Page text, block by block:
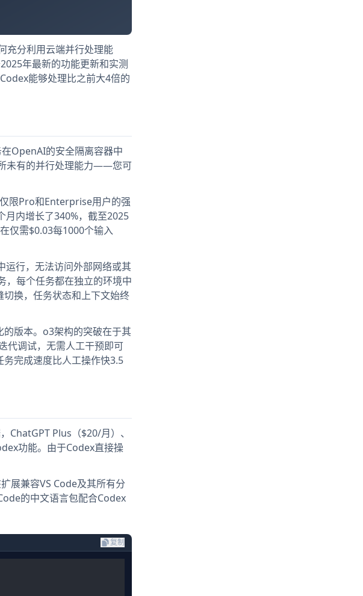
充分利用云端并行处理能
年最新的功能更新和实测
能够处理比之前大4倍的
OpenAI的安全隔离容器中
未有的并行处理能力——您可
限Pro和Enterprise用户的强
月内增长了340%，截至2025
仅需$0.03每1000个输入
运行，无法访问外部网络或其
，每个任务都在独立的环境中
换，任务状态和上下文始终
版本。o3架构的突破在于其
代调试，无需人工干预即可
完成速度比人工操作快3.5
ChatGPT Plus（$20/月）、
功能。由于Codex直接操
展兼容VS Code及其所有分
的中文语言包配合Codex
复制